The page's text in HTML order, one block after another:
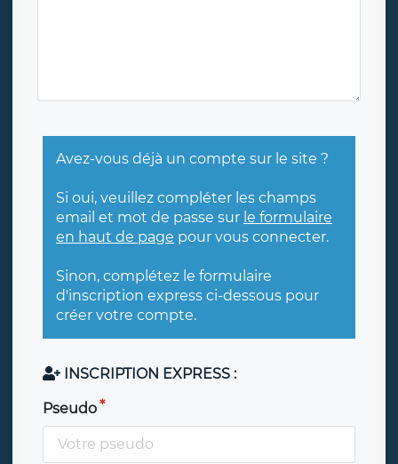
Avez-vous déjà un compte sur le site ?
Si oui, veuillez compléter les champs
email et mot de passe sur le formulaire
en haut de page pour vous connecter.
Sinon, complétez le formulaire
d'inscription express ci-dessous pour
créer votre compte.
INSCRIPTION EXPRESS :
Pseudo